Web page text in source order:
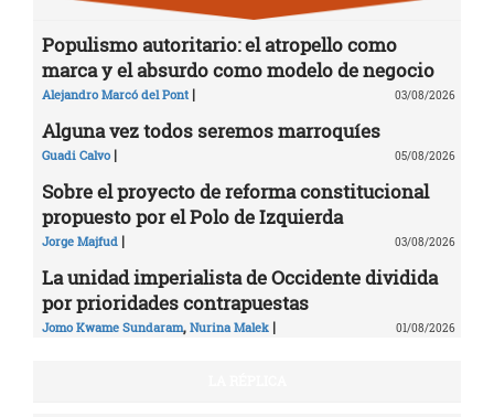
Populismo autoritario: el atropello como
marca y el absurdo como modelo de negocio
Alejandro Marcó del Pont | 03/08/2026
Alguna vez todos seremos marroquíes
Guadi Calvo | 05/08/2026
Sobre el proyecto de reforma constitucional
propuesto por el Polo de Izquierda
Jorge Majfud | 03/08/2026
La unidad imperialista de Occidente dividida
por prioridades contrapuestas
Jomo Kwame Sundaram, Nurina Malek | 01/08/2026